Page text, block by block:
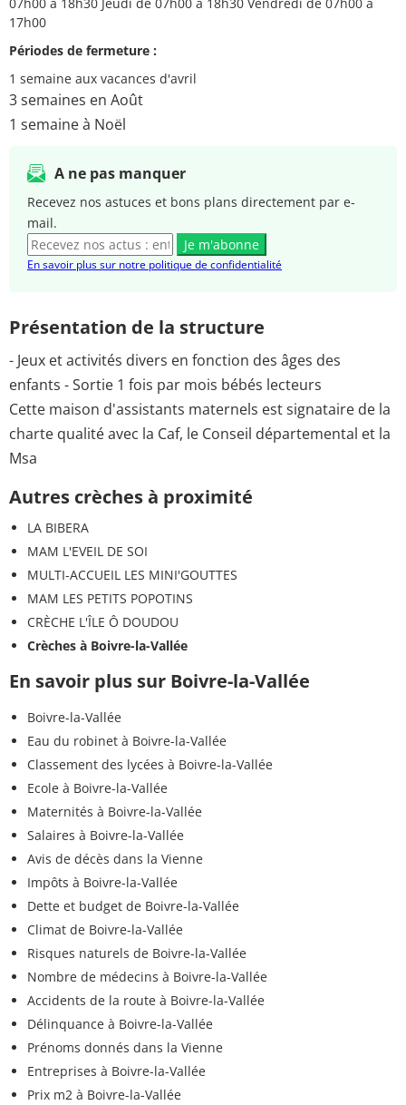
17h00
Périodes de fermeture :
1 semaine aux vacances d'avril
3 semaines en Août
1 semaine à Noël
A ne pas manquer
Recevez nos astuces et bons plans directement par e-
mail.
Je m'abonne
En savoir plus sur notre politique de confidentialité
Présentation de la structure
- Jeux et activités divers en fonction des âges des
enfants - Sortie 1 fois par mois bébés lecteurs
Cette maison d'assistants maternels est signataire de la
charte qualité avec la Caf, le Conseil départemental et la
Msa
Autres crèches à proximité
LA BIBERA
MAM L'EVEIL DE SOI
MULTI-ACCUEIL LES MINI'GOUTTES
MAM LES PETITS POPOTINS
CRÈCHE L'ÎLE Ô DOUDOU
Crèches à Boivre-la-Vallée
En savoir plus sur Boivre-la-Vallée
Boivre-la-Vallée
Eau du robinet à Boivre-la-Vallée
Classement des lycées à Boivre-la-Vallée
Ecole à Boivre-la-Vallée
Maternités à Boivre-la-Vallée
Salaires à Boivre-la-Vallée
Avis de décès dans la Vienne
Impôts à Boivre-la-Vallée
Dette et budget de Boivre-la-Vallée
Climat de Boivre-la-Vallée
Risques naturels de Boivre-la-Vallée
Nombre de médecins à Boivre-la-Vallée
Accidents de la route à Boivre-la-Vallée
Délinquance à Boivre-la-Vallée
Prénoms donnés dans la Vienne
Entreprises à Boivre-la-Vallée
Prix m2 à Boivre-la-Vallée